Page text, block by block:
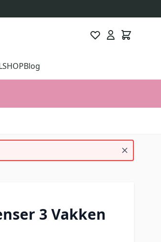
Blog
3 Vakken